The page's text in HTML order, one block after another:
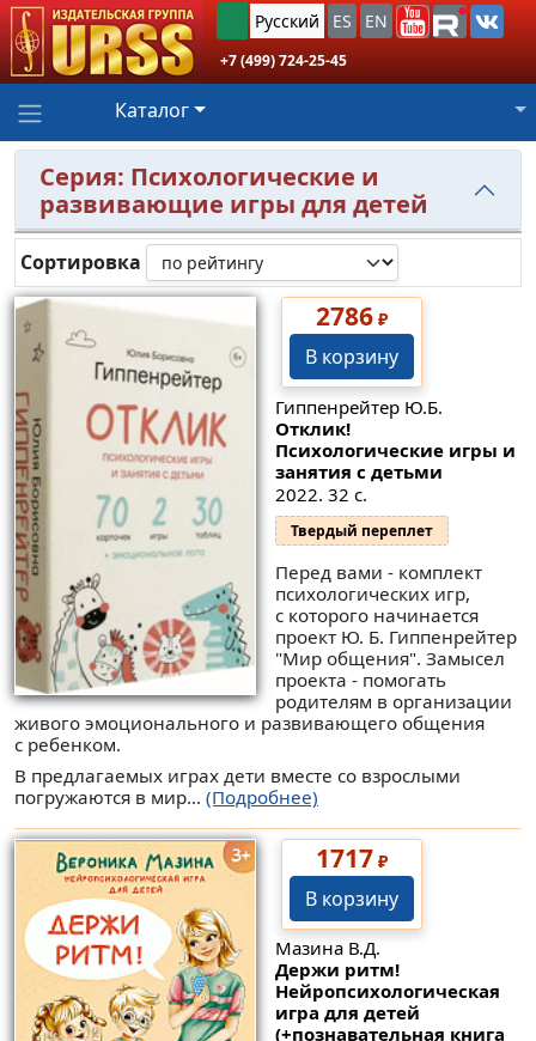
Русский ES EN
+7 (499) 724-25-45
Каталог
Серия: Психологические и
развивающие игры для детей
Сортировка
2786₽
В корзину
Гиппенрейтер Ю.Б.
Отклик!
Психологические игры и
занятия с детьми
2022. 32 с.
Твердый переплет
Перед вами - комплект
психологических игр,
с которого начинается
проект Ю. Б. Гиппенрейтер
"Мир общения". Замысел
проекта - помогать
родителям в организации
живого эмоционального и развивающего общения
с ребенком.
В предлагаемых играх дети вместе со взрослыми
погружаются в мир... (Подробнее)
1717₽
В корзину
Мазина В.Д.
Держи ритм!
Нейропсихологическая
игра для детей
(+познавательная книга